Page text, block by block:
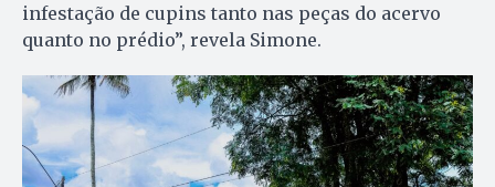
infestação de cupins tanto nas peças do acervo
quanto no prédio”, revela Simone.